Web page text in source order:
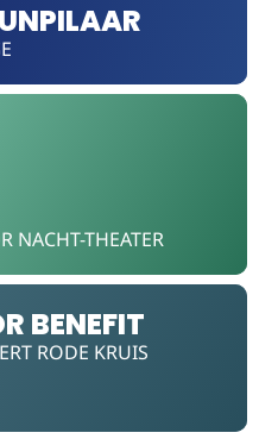
NACHT-THEATER
BENEFIT
RODE KRUIS